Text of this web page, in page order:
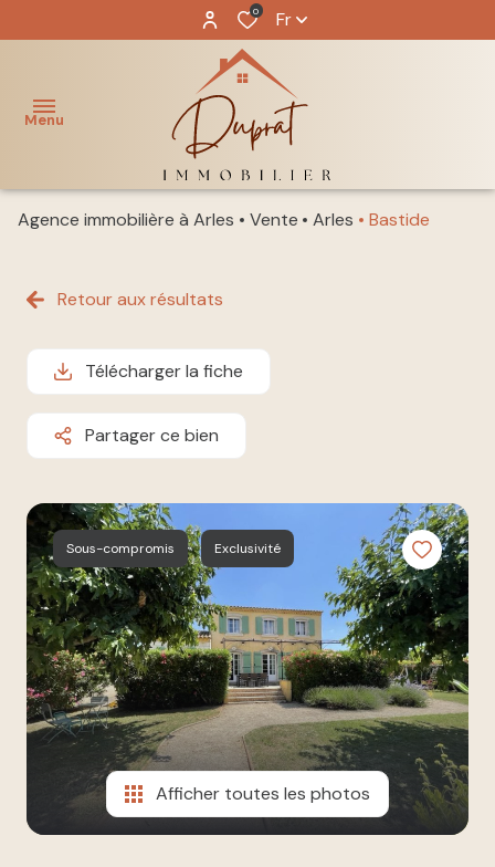
0 Fr
Menu
NOS
BIENSacheter
louer
pro
à nos
côtés
ÉQUIPE
ESTIMATION
NOUS
REJOINDRE
CONTACT
Agence immobilière à Arles Vente Arles Bastide
Retour aux résultats
Télécharger la fiche
Partager ce bien
Sous-compromis Exclusivité
Afficher toutes les photos